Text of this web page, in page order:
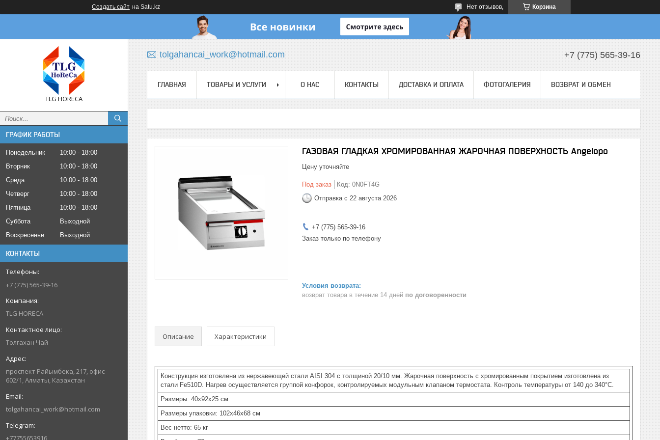
Создать сайт на Satu.kz Корзина
Нет отзывов,
TLG HORECA
ГРАФИК РАБОТЫ
Понедельник 10:00
18:00
Вторник
10:00
18:00
Среда
10:00
18:00
Четверг
10:00
18:00
Пятница
10:00
18:00
Суббота
Выходной
Воскресенье
Выходной
КОНТАКТЫ
+7 (775) 565-39-16
TLG HORECA
Толгахан Чай
проспект Райымбека, 217, офис
602/1, Алматы, Казахстан
tolgahancai_work@hotmail.com
+77755653916
tolgahancai_work@hotmail.com +7 (775) 565-39-16
ГЛАВНАЯ ТОВАРЫ И УСЛУГИ О НАС КОНТАКТЫ ДОСТАВКА И ОПЛАТА ФОТОГАЛЕРИЯ ВОЗВРАТ И ОБМЕН
ГАЗОВАЯ ГЛАДКАЯ ХРОМИРОВАННАЯ ЖАРОЧНАЯ ПОВЕРХНОСТЬ Angelopo
Цену уточняйте
Под заказ Код: 0N0FT4G
Отправка с 22 августа 2026
+7 (775) 565-39-16
Заказ только по телефону
возврат товара в течение 14 дней по договоренности
Описание Характеристики
Конструкция изготовлена из нержавеющей стали AISI 304 с толщиной 20/10 мм. Жарочная поверхность с хромированным покрытием изготовлена из
стали Fe510D. Нагрев осуществляется группой конфорок, контролируемых модульным клапаном термостата. Контроль температуры от 140 до 340°С.
Размеры: 40x92x25 см
Размеры упаковки: 102x46x68 см
Вес нетто: 65 кг